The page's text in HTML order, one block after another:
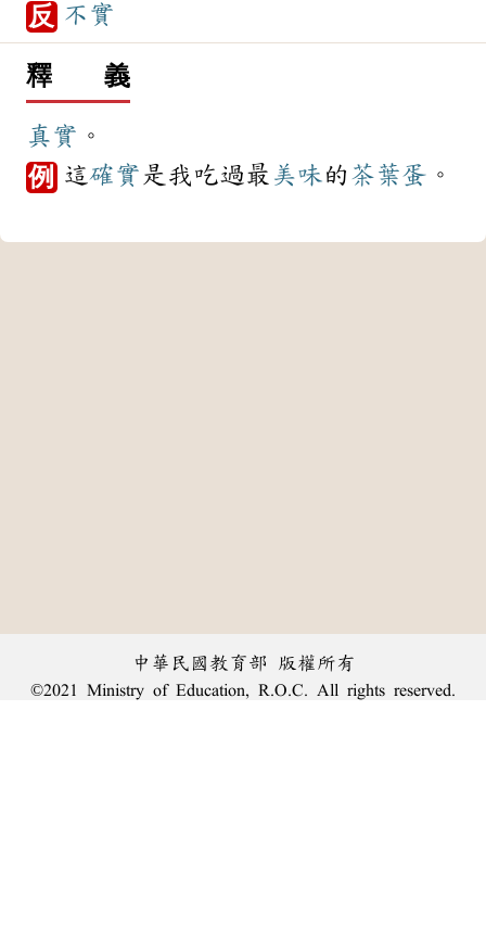
反 不實
釋 義
真實 。
例 這確實 是我吃過最 美味的 茶葉蛋 。
中華民國教育部 版權所有
©2021 Ministry of Education, R.O.C. All rights reserved.